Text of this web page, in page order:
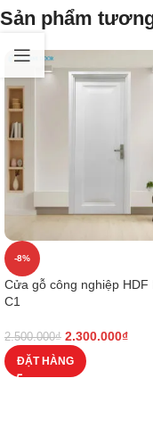
Sản phẩm
-8%
Cửa gỗ công nghiệp HDF
C1
2.500.000₫ 2.300.000₫
ĐẶT HÀNG